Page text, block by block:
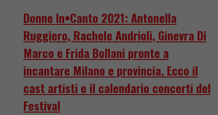
Donne In•Canto 2021: Antonella
Ruggiero, Rachele Andrioli, Ginevra Di
Marco e Frida Bollani pronte a
incantare Milano e provincia. Ecco il
cast artisti e il calendario concerti del
Festival